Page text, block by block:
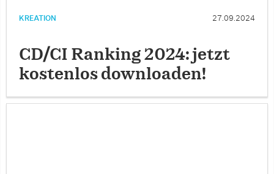
KREATION 27.09.2024
CD/CI Ranking 2024: jetzt
kostenlos downloaden!